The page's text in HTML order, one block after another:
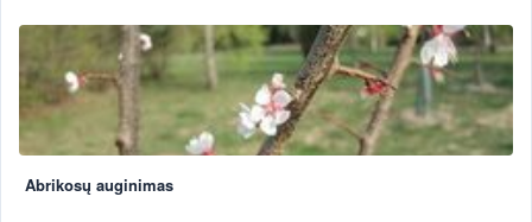
Abrikosų auginimas